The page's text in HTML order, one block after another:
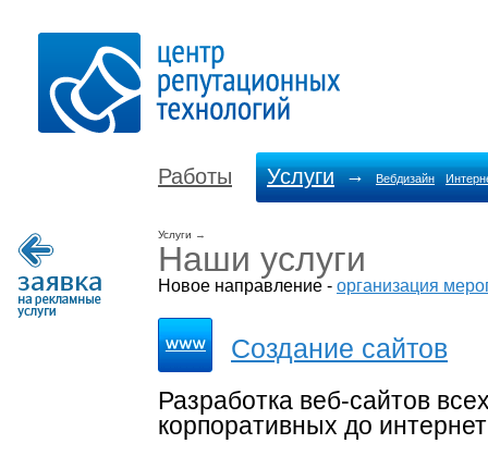
Работы Услуги → Вебдизайн
Услуги →
Наши услуги
Новое направление - организация
Создание сайтов
Разработка веб-сайтов
корпоративных до